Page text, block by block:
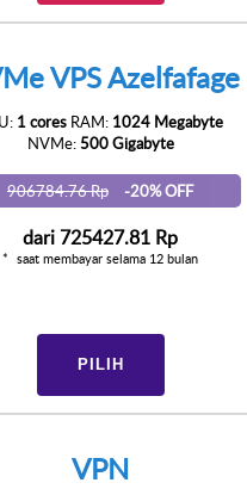
VPS Azelfafage
1 cores RAM: 1024 Megabyte
NVMe:500 Gigabyte
906784.76 Rp -20% OFF
dari 725427.81 Rp
saat membayar selama 12 bulan
PILIH
VPN